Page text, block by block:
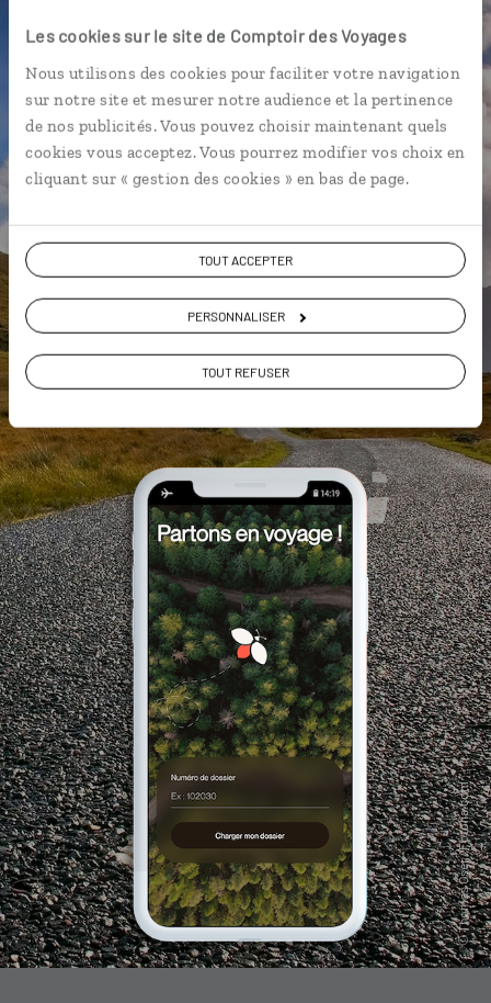
Les cookies sur le site de Comptoir des Voyages
Nous utilisons des cookies pour faciliter votre navigation
sur notre site et mesurer notre audience et la pertinence
de nos publicités. Vous pouvez choisir maintenant quels
cookies vous acceptez. Vous pourrez modifier vos choix en
cliquant sur « gestion des cookies » en bas de page.
TOUT ACCEPTER
PERSONNALISER
TOUT REFUSER
exclusive
Un assistant de voyage qui vous
accompagne au jour le jour
Nos bonnes adresses géolocalisées
Un GPS piéton et voiture
Une utilisation gratuite, hors
connexion Internet
DÉCOUVRIR LUCIOLE